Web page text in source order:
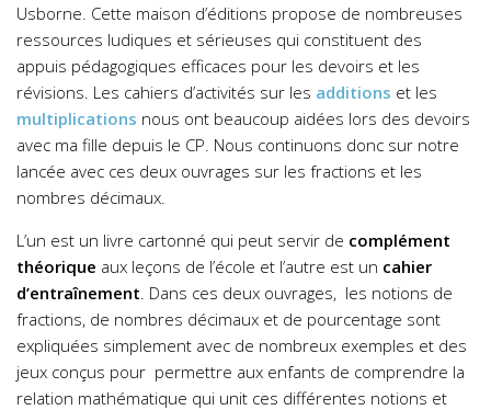
Usborne. Cette maison d’éditions propose de nombreuses
ressources ludiques et sérieuses qui constituent des
appuis pédagogiques efficaces pour les devoirs et les
révisions. Les cahiers d’activités sur les additions et les
multiplications nous ont beaucoup aidées lors des devoirs
avec ma fille depuis le CP. Nous continuons donc sur notre
lancée avec ces deux ouvrages sur les fractions et les
nombres décimaux.
L’un est un livre cartonné qui peut servir de complément
théorique aux leçons de l’école et l’autre est un cahier
d’entraînement . Dans ces deux ouvrages, les notions de
fractions, de nombres décimaux et de pourcentage sont
expliquées simplement avec de nombreux exemples et des
jeux conçus pour permettre aux enfants de comprendre la
relation mathématique qui unit ces différentes notions et